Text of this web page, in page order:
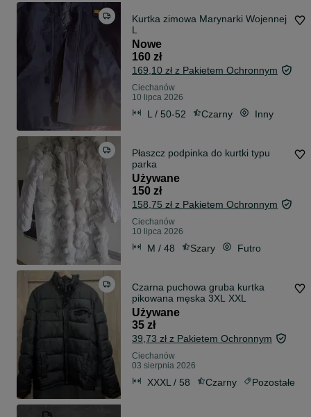
Kurtka zimowa Marynarki Wojennej
L
Nowe
160 zł
169,10 zł z Pakietem Ochronnym
Ciechanów
10 lipca 2026
L / 50-52 Czarny Inny
Płaszcz podpinka do kurtki typu
parka
Używane
150 zł
158,75 zł z Pakietem Ochronnym
Ciechanów
10 lipca 2026
M / 48 Szary Futro
Czarna puchowa gruba kurtka
pikowana męska 3XL XXL
Używane
35 zł
39,73 zł z Pakietem Ochronnym
Ciechanów
03 sierpnia 2026
XXXL / 58 Czarny Pozostałe